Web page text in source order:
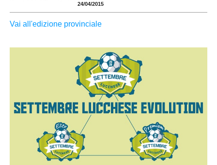
24/04/2015
Vai all'edizione provinciale